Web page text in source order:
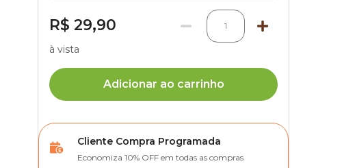
R$ 29,90 1
à vista
Adicionar ao carrinho
Cliente Compra Programada
Economiza 10% OFF em todas as compras